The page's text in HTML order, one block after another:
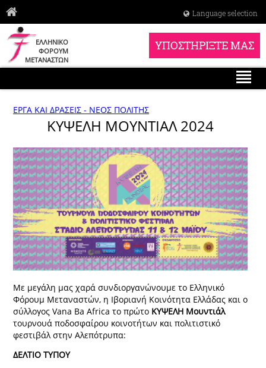
Language selection
ΕΛΛΗΝΙΚΟ
ΦΟΡΟΥΜ
ΜΕΤΑΝΑΣΤΩΝ
ΥΠΟΣΤΗΡΙΞΤΕ ΜΑΣ
ΕΡΓΑ ΚΑΙ ΔΡΑΣΕΙΣ - ΝΕΟΣ ΠΟΛΙΤΗΣ
ΚΥΨΕΛΗ ΜΟΥΝΤΙΑΛ 2024
Με μεγάλη μας χαρά συνδιοργανώνουμε το Ελληνικό
Φόρουμ Μεταναστών, η Ιβοριανή Κοινότητα Ελλάδας και ο
σύλλογος Vana Ba Africa το πρώτο ΚΥΨΕΛΗ Μουντιάλ
τουρνουά ποδοσφαίρου κοινοτήτων και πολιτιστικό
φεστιβάλ στην Αλεπότρυπα:
ΔΕΛΤΙΟ ΤΥΠΟΥ